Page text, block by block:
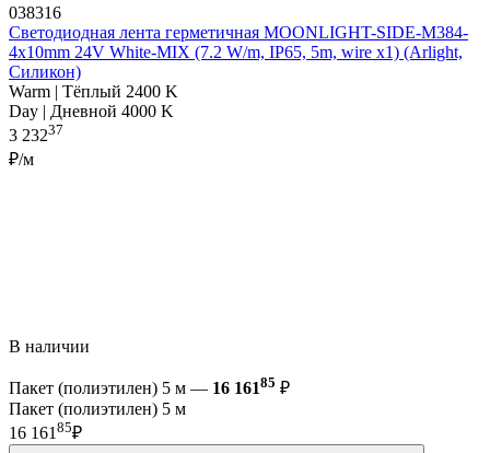
038316
Светодиодная лента герметичная MOONLIGHT-SIDE-M384-
4x10mm 24V White-MIX (7.2 W/m, IP65, 5m, wire x1) (Arlight,
Силикон)
Warm | Тёплый 2400 K
Day | Дневной 4000 K
3 23237
₽/м
В наличии
Пакет (полиэтилен) 5 м — 16 16185 ₽
Пакет (полиэтилен) 5 м
16 161 85₽